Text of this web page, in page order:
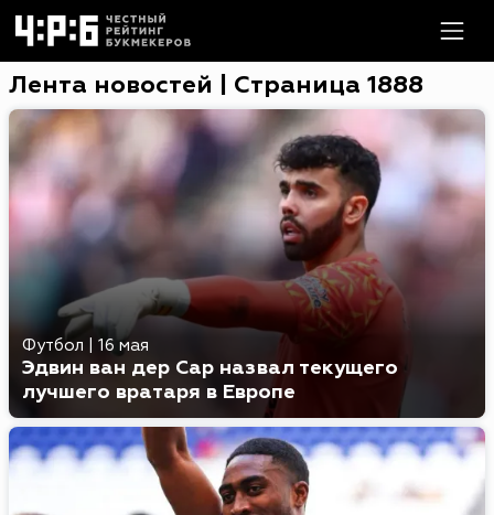
Лента новостей | Страница 1888
Футбол 16 мая
Эдвин ван дер Сар назвал текущего
лучшего вратаря в Европе